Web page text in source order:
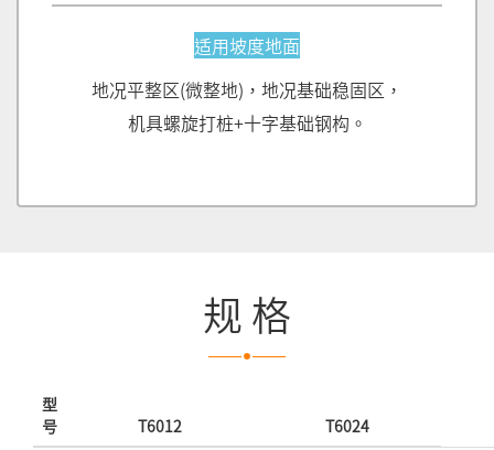
适用坡度地面
地况平整区(微整地)，地况基础稳固区，
机具螺旋打桩+十字基础钢构。
规 格
型
号
T6012
T6024